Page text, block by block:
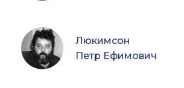
Люкимсон
Петр Ефимович